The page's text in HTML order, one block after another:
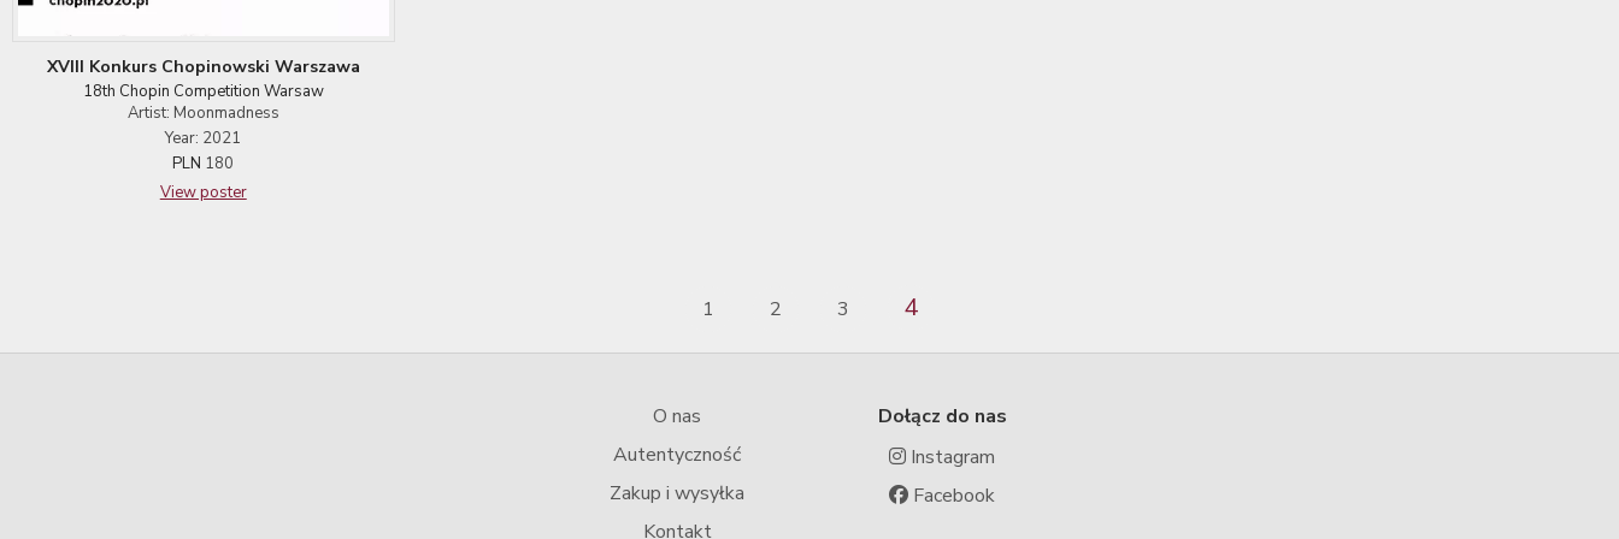
XVIII Konkurs Chopinowski Warszawa
18th Chopin Competition Warsaw
Artist: Moonmadness
Year: 2021
PLN 180
View poster
1 2 3 4
O nas
Autentyczność
Zakup i wysyłka
Kontakt
Dołącz do nas
Instagram
Facebook